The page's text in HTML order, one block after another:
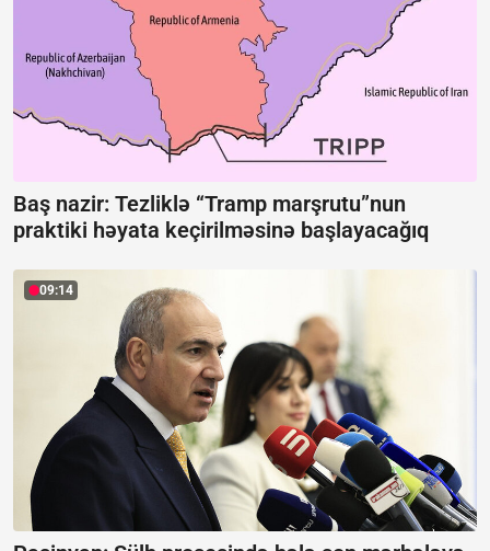
Baş nazir: Tezliklə “Tramp marşrutu”nun
praktiki həyata keçirilməsinə başlayacağıq
09:14